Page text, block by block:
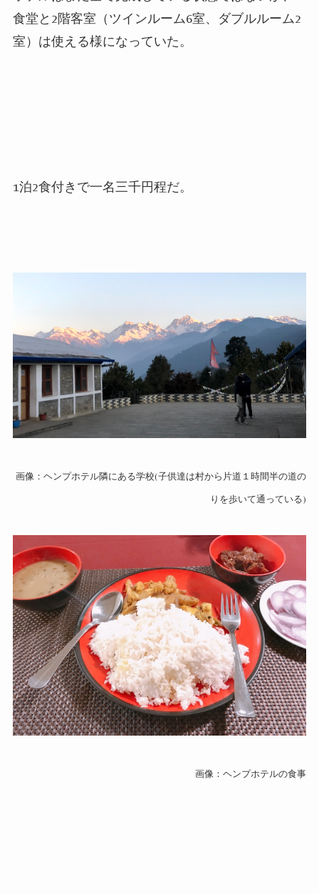
食堂と 2階客室（ツインルーム6室、ダブルルーム2
室）は使える様になっていた。
1泊2食付きで一名三千円程だ。
画像：ヘンプホテル隣にある学校(子供達は村から片道１時間半の道の
りを歩いて通っている)
画像：ヘンプホテルの食事